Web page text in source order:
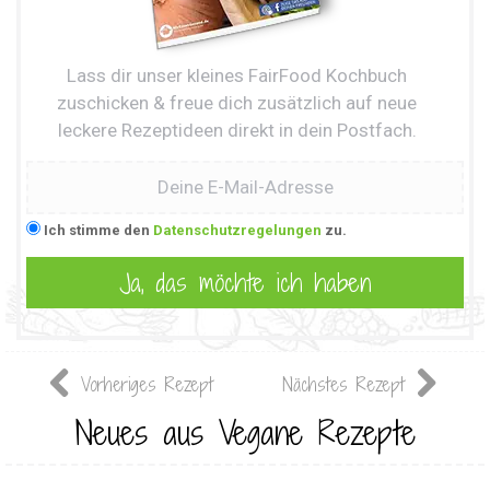
Lass dir unser kleines FairFood Kochbuch
zuschicken & freue dich zusätzlich auf neue
leckere Rezeptideen direkt in dein Postfach.
Ich stimme den Datenschutzregelungen zu.
Vorheriges Rezept Nächstes Rezept
Neues aus Vegane Rezepte